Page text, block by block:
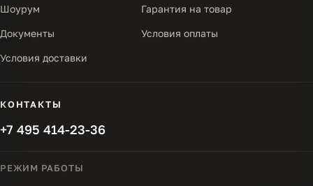
Шоурум Гарантия на товар
Документы Условия оплаты
Условия доставки
КОНТАКТЫ
+7 495 414-23-36
РЕЖИМ РАБОТЫ